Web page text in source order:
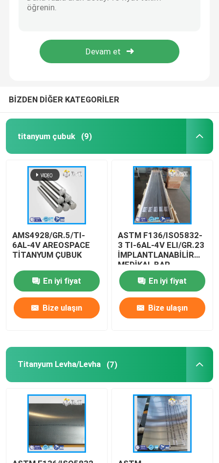
titanyum tel
Titanyum Tüp/Boru
Titanyum Ekipmanları
titanyum külçe
titanyum tozu
TMT'den Titanyum Makine Parçaları
TMT'den Titanyum Makine Parçaları
TMT'den Titanyum Makine Parçaları
BİZDEN DİĞER KATEGORİLER
titanyum çubuk (9)
AMS4928/GR.5/TI-
6AL-4V AREOSPACE
TİTANYUM ÇUBUK
En iyi fiyat
Bize ulaşın
ASTM F136/ISO5832-
3 TI-6AL-4V ELI/GR.23
İMPLANTLANABİLİR
MEDİKAL BAR
En iyi fiyat
Bize ulaşın
Titanyum Levha/Levha (7)